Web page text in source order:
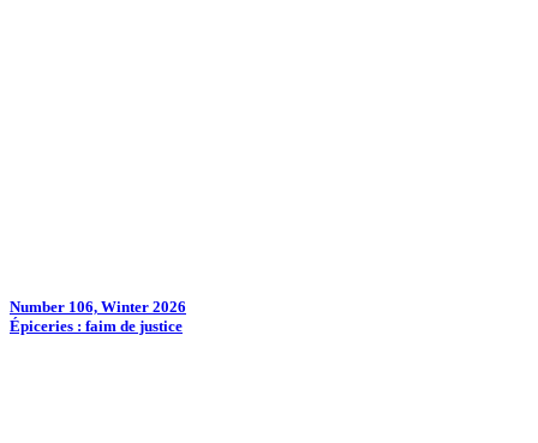
Number 106, Winter 2026
Épiceries : faim de justice